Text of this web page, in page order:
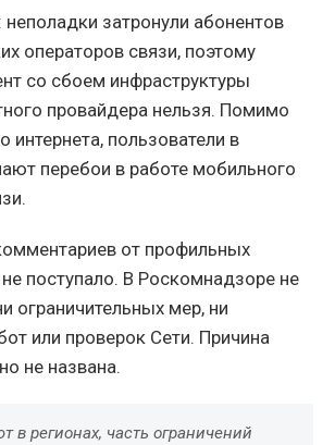
затронули абонентов
операторов связи, поэтому
со сбоем инфраструктуры
провайдера нельзя. Помимо
интернета, пользователи в
перебои в работе мобильного
от профильных
поступало. В Роскомнадзоре не
ограничительных мер, ни
или проверок Сети. Причина
не названа.
в регионах, часть ограничений